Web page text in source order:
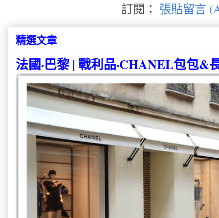
訂閱： 張貼留言
精選文章
法國·巴黎 | 戰利品·CHANEL包包&